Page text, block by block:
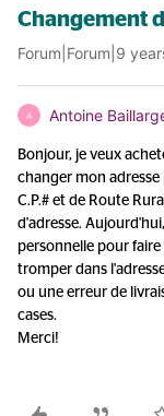
Changement
Forum|Forum|9
A Antoine
Bonjour, je veux
changer mon adresse
C.P.# et de Route
d'adresse.
personnelle pour
tromper dans
ou une erreur de
cases.
Merci!